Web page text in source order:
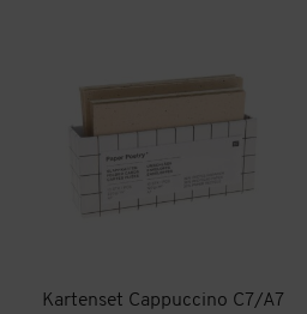
Kartenset Cappuccino C7/A7